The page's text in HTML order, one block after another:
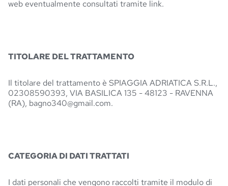
web eventualmente consultati tramite link.
TITOLARE DEL TRATTAMENTO
Il titolare del trattamento è SPIAGGIA ADRIATICA S.R.L.,
02308590393, VIA BASILICA 135 - 48123 - RAVENNA
(RA), bagno340@gmail.com.
CATEGORIA DI DATI TRATTATI
I dati personali che vengono raccolti tramite il modulo di